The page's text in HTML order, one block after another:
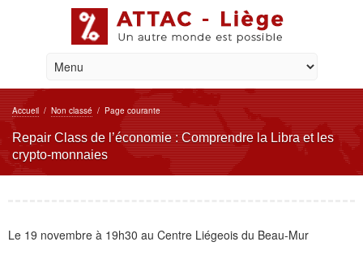
Accueil / Non classé / Page courante
Repair Class de l’économie : Comprendre la Libra et les
crypto-monnaies
Le 19 novembre à 19h30 au Centre Liégeois du Beau-Mur